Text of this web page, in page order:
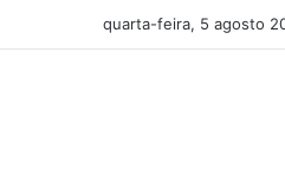
quarta-feira, 5 agosto